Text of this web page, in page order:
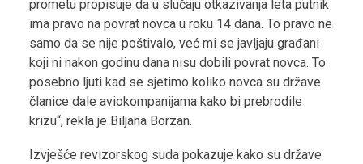
prometu propisuje da u slučaju otkazivanja leta putnik
ima pravo na povrat novca u roku 14 dana. To pravo ne
samo da se nije poštivalo, već mi se javljaju građani
koji ni nakon godinu dana nisu dobili povrat novca. To
posebno ljuti kad se sjetimo koliko novca su države
članice dale aviokompanijama kako bi prebrodile
krizu“, rekla je Biljana Borzan.
Izvješće revizorskog suda pokazuje kako su države